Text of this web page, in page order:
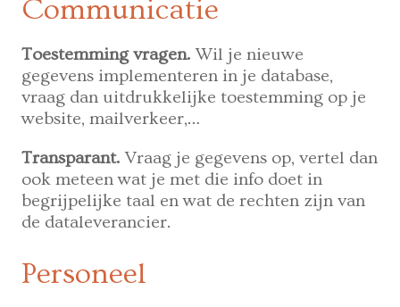
Communicatie
Toestemming vragen.Wil je nieuwe
gegevens implementeren in je database,
vraag dan uitdrukkelijke toestemming op je
website, mailverkeer,…
Transparant.Vraag je gegevens op, vertel dan
ook meteen wat je met die info doet in
begrijpelijke taal en wat de rechten zijn van
de dataleverancier.
Personeel